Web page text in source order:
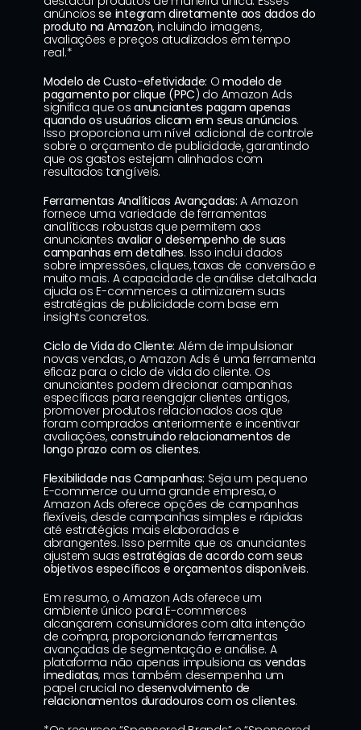
anúncios se integram diretamente aos dados do
produto na Amazon, incluindo imagens,
avaliações e preços atualizados em tempo
real.*
Modelo de Custo-efetividade: O modelo de
pagamento por clique (PPC) do Amazon Ads
significa que os anunciantes pagam apenas
quando os usuários clicam em seus anúncios.
Isso proporciona um nível adicional de controle
sobre o orçamento de publicidade, garantindo
que os gastos estejam alinhados com
resultados tangíveis.
Ferramentas Analíticas Avançadas: A Amazon
fornece uma variedade de ferramentas
analíticas robustas que permitem aos
anunciantes avaliar o desempenho de suas
campanhas em detalhes. Isso inclui dados
sobre impressões, cliques, taxas de conversão e
muito mais. A capacidade de análise detalhada
ajuda os E-commerces a otimizarem suas
estratégias de publicidade com base em
insights concretos.
Ciclo de Vida do Cliente: Além de impulsionar
novas vendas, o Amazon Ads é uma ferramenta
eficaz para o ciclo de vida do cliente. Os
anunciantes podem direcionar campanhas
específicas para reengajar clientes antigos,
promover produtos relacionados aos que
foram comprados anteriormente e incentivar
avaliações, construindo relacionamentos de
longo prazo com os clientes.
Flexibilidade nas Campanhas: Seja um pequeno
E-commerce ou uma grande empresa, o
Amazon Ads oferece opções de campanhas
flexíveis, desde campanhas simples e rápidas
até estratégias mais elaboradas e
abrangentes. Isso permite que os anunciantes
ajustem suas estratégias de acordo com seus
objetivos específicos e orçamentos disponíveis.
Em resumo, o Amazon Ads oferece um
ambiente único para E-commerces
alcançarem consumidores com alta intenção
de compra, proporcionando ferramentas
avançadas de segmentação e análise. A
plataforma não apenas impulsiona as vendas
imediatas, mas também desempenha um
papel crucial no desenvolvimento de
relacionamentos duradouros com os clientes.